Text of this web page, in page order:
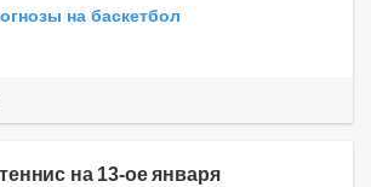
на баскетбол
на 13-ое января